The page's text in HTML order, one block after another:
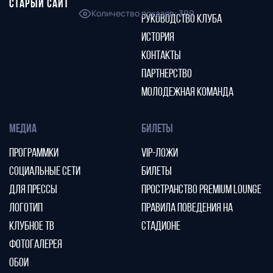
Количество показов:399
СТАРЫЙ САЙТ
РУКОВОДСТВО КЛУБА
ИСТОРИЯ
КОНТАКТЫ
ПАРТНЕРСТВО
МОЛОДЕЖНАЯ КОМАНДА
МЕДИА
ПРОГРАММКИ
СОЦИАЛЬНЫЕ СЕТИ
ДЛЯ ПРЕССЫ
ЛОГОТИП
КЛУБНОЕ ТВ
ФОТОГАЛЕРЕЯ
ОБОИ
БИЛЕТЫ
VIP-ЛОЖИ
БИЛЕТЫ
ПРОСТРАНСТВО PREMIUM LOUNGE
ПРАВИЛА ПОВЕДЕНИЯ НА
СТАДИОНЕ